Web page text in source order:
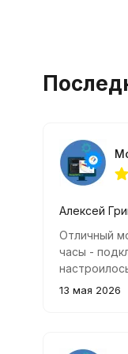
Алексей
Отличный
часы -
интуитивно
13 мая 2026